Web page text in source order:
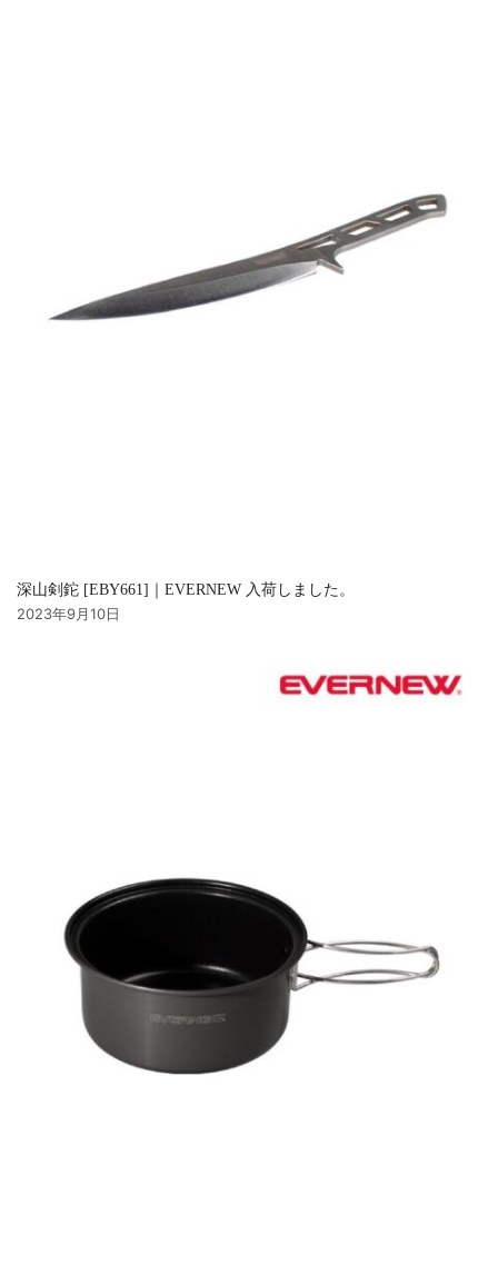
深山剣鉈 [EBY661]｜EVERNEW 入荷しました。
2023年9月10日